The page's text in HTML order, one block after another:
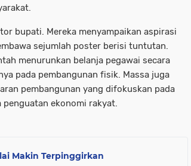
bupati. Mereka menyampaikan aspirasi
sejumlah poster berisi tuntutan.
menurunkan belanja pegawai secara
pada pembangunan fisik. Massa juga
pembangunan yang difokuskan pada
ekonomi rakyat.
Makin Terpinggirkan